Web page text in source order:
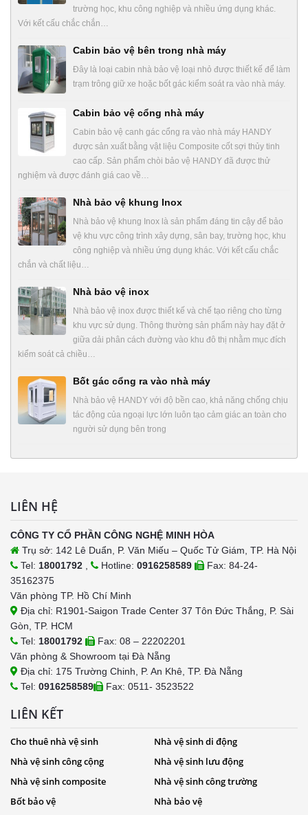
trường học, khu công nghiệp và nhiều ứng dụng khác.
Với kết cấu chắc chắn…
Cabin bảo vệ bên trong nhà máy
Đây là loại cabin nhà bảo vệ loại nhỏ được thiết kế để làm
trạm trông giữ xe hoặc bốt gác kiểm soát ra vào nhà máy.
Cabin bảo vệ cổng nhà máy
Cabin bảo vệ canh gác cổng ra vào nhà máy HANDY
được sản xuất bằng vật liệu Composite cốt sợi thủy tinh
cao cấp. Sản phẩm chòi bảo vệ HANDY đã được thử
nghiệm và được đánh giá cao về…
Nhà bảo vệ khung Inox
Nhà bảo vệ khung Inox là sản phẩm đáng tin cậy để bảo
vệ khu vực công trình xây dựng, sân bay, trường học, khu
công nghiệp và nhiều ứng dụng khác. Với kết cấu chắc
chắn và chất liệu…
Nhà bảo vệ inox
Nhà bảo vệ inox được thiết kế và chế tạo riêng cho từng
khu vực sử dụng. Thông thường sản phẩm này hay đặt ở
giữa dải phân cách đường vào khu đô thị nhằm mục đích
kiểm soát cả chiều…
Bốt gác cổng ra vào nhà máy
Nhà bảo vệ HANDY với độ bền cao, khả năng chống chịu
tác động của ngoại lực lớn luôn tạo cảm giác an toàn cho
người sử dụng bên trong
LIÊN HỆ
CÔNG TY CỔ PHẦN CÔNG NGHỆ MINH HÒA
Trụ sở: 142 Lê Duẩn, P. Văn Miếu – Quốc Tử Giám, TP. Hà Nội
Tel: 18001792 Hotline: 0916258589
Fax: 84-24-
35162375
Văn phòng TP. Hồ Chí Minh
Địa chỉ: R1901-Saigon Trade Center 37 Tôn Đức Thắng, P. Sài
Gòn, TP. HCM
Tel: 18001792
Fax: 08 – 22202201
Văn phòng & Showroom tại Đà Nẵng
Địa chỉ: 175 Trường Chinh, P. An Khê, TP. Đà Nẵng
Tel: 0916258589 Fax: 0511- 3523522
LIÊN KẾT
Cho thuê nhà vệ sinh
Nhà vệ sinh di động
Nhà vệ sinh công cộng
Nhà vệ sinh lưu động
Nhà vệ sinh composite
Nhà vệ sinh công trường
Bốt bảo vệ
Nhà bảo vệ